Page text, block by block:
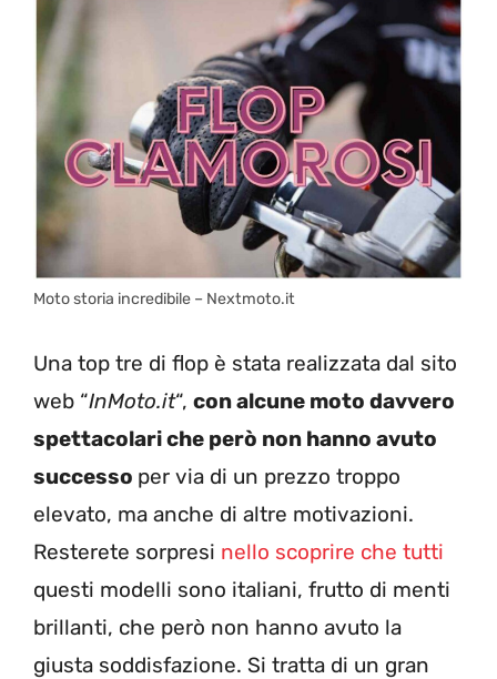
Moto storia incredibile – Nextmoto.it
Una top tre di flop è stata realizzata dal sito
web “InMoto.it“, con alcune moto davvero
spettacolari che però non hanno avuto
successo per via di un prezzo troppo
elevato, ma anche di altre motivazioni.
Resterete sorpresi nello scoprire che tutti
questi modelli sono italiani, frutto di menti
brillanti, che però non hanno avuto la
giusta soddisfazione. Si tratta di un gran